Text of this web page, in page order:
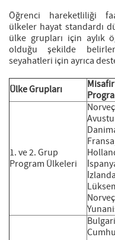
Öğrenci hareketliliği
ülkeler hayat standardı
ülke grupları için aylık
olduğu şekilde
seyahatleri için ayrıca
Ülke Grupları
1. ve 2. Grup
Program Ülkeleri